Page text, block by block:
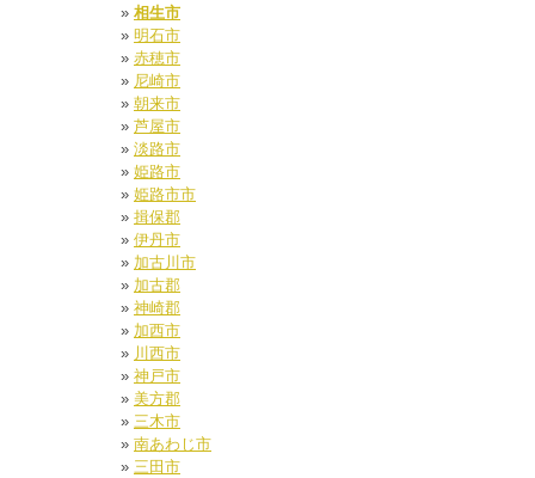
相生市
明石市
赤穂市
尼崎市
朝来市
芦屋市
淡路市
姫路市
姫路市市
揖保郡
伊丹市
加古川市
加古郡
神崎郡
加西市
川西市
神戸市
美方郡
三木市
南あわじ市
三田市